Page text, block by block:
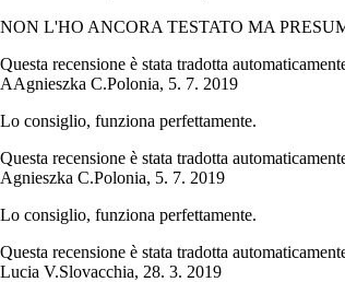
NON L'HO ANCORA TESTATO MA
Questa recensione è stata tradotta
AAgnieszka C.Polonia, 5. 7. 2019
Lo consiglio, funziona perfettamente.
Questa recensione è stata tradotta
Agnieszka C.Polonia, 5. 7. 2019
Lo consiglio, funziona perfettamente.
Questa recensione è stata tradotta
Lucia V.Slovacchia, 28. 3. 2019